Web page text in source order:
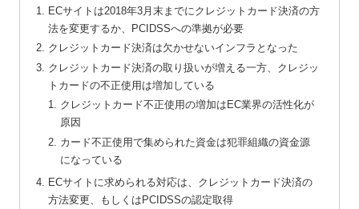
ECサイトは2018年3月末までにクレジットカード決済の方
法を変更するか、PCIDSSへの準拠が必要
クレジットカード決済は欠かせないインフラとなった
クレジットカード決済の取り扱いが増える一方、クレジッ
トカードの不正使用は増加している
クレジットカード不正使用の増加はEC業界の活性化が
原因
カード不正使用で集められた資金は犯罪組織の資金源
になっている
ECサイトに求められる対応は、クレジットカード決済の
方法変更、もしくはPCIDSSの認定取得